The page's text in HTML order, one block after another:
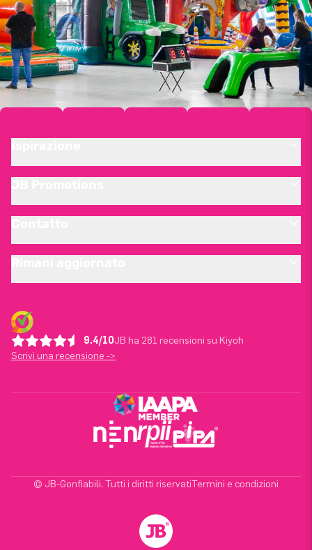
9.4/10JB ha 281 recensioni su Kiyoh
Scrivi una recensione ->
© JB-Gonfiabili. Tutti i diritti riservatiTermini e condizioni